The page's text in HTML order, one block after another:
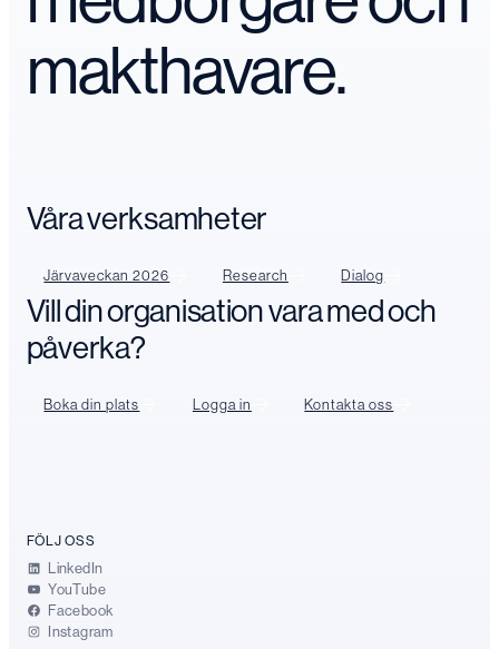
makthavare.
Våra verksamheter
Järvaveckan 2026 Research Dialog
Vill din organisation vara med och
påverka?
Boka din plats Logga in Kontakta oss
FÖLJ OSS
LinkedIn
YouTube
Facebook
Instagram